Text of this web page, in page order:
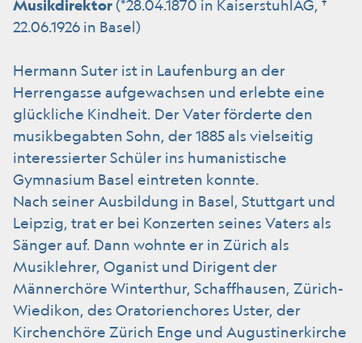
Musikdirektor (*28.04.1870 in KaiserstuhlAG, †
22.06.1926 in Basel)
Hermann Suter ist in Laufenburg an der
Herrengasse aufgewachsen und erlebte eine
glückliche Kindheit. Der Vater förderte den
musikbegabten Sohn, der 1885 als vielseitig
interessierter Schüler ins humanistische
Gymnasium Basel eintreten konnte.
Nach seiner Ausbildung in Basel, Stuttgart und
Leipzig, trat er bei Konzerten seines Vaters als
Sänger auf. Dann wohnte er in Zürich als
Musiklehrer, Oganist und Dirigent der
Männerchöre Winterthur, Schaffhausen, Zürich-
Wiedikon, des Oratorienchores Uster, der
Kirchenchöre Zürich Enge und Augustinerkirche